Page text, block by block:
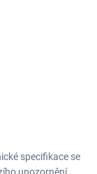
specifikace se
upozornění.